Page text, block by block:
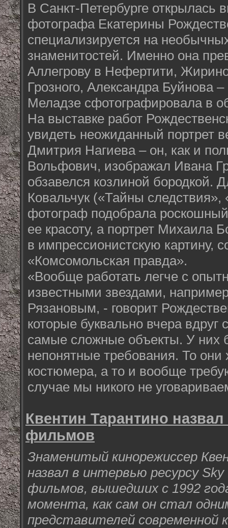
В Санкт-Петербурге открылась
фотографа Екатерины
специализируется на
знаменитостей. Именно она
Аллегрову в Нефертити,
Грозного, Александра Буйнова
Меладзе сфотографировала в
На выставке работ
увидеть неожиданный портрет
Дмитрия Нагиева – он, как и
Вольфович, изображал Ивана
обзавелся козлиной бородкой.
Ковальчук («Тайны
фотограф подобрала
ее красоту, а портрет Михаила
в импрессионистскую картину,
«Комсомольская правда».
«Вообще работать легче с
известными звездами,
Рязановым, - говорит
которые буквально вчера
самые сложные объекты. У них
непонятные требования. То они
костюмера, а то и вообще
случае мы никого не
Квентин Тарантино
фильмов
Знаменитый кинорежиссер
назвал в интервью ресурсу
фильмов, вышедших с 1992
момента, как сам он стал
представителей современной